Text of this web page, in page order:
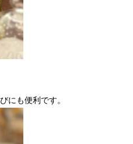
にも便利です。